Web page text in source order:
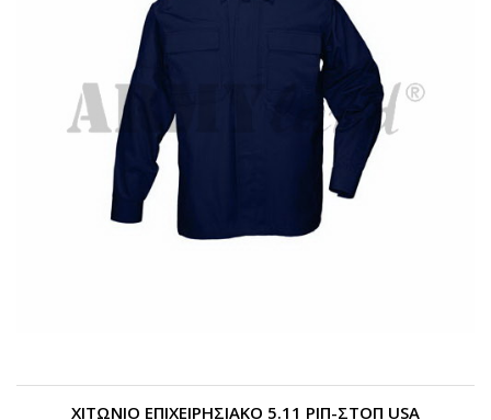
ΧΙΤΩΝΙΟ ΕΠΙΧΕΙΡΗΣΙΑΚΟ 5.11 ΡΙΠ-ΣΤΟΠ USA